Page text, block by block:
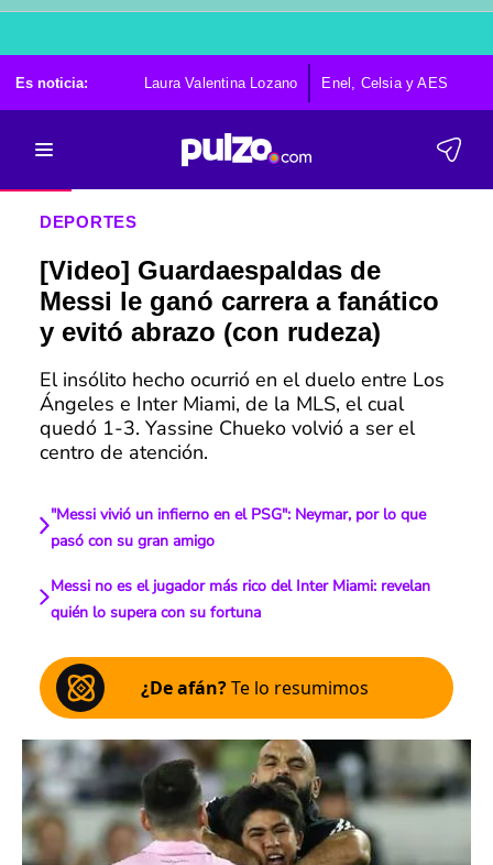
Es noticia: Laura Valentina Lozano Enel, Celsia y AES
DEPORTES
[Video] Guardaespaldas de
Messi le ganó carrera a fanático
y evitó abrazo (con rudeza)
El insólito hecho ocurrió en el duelo entre Los
Ángeles e Inter Miami, de la MLS, el cual
quedó 1-3. Yassine Chueko volvió a ser el
centro de atención.
"Messi vivió un infierno en el PSG": Neymar, por lo que
pasó con su gran amigo
Messi no es el jugador más rico del Inter Miami: revelan
quién lo supera con su fortuna
¿De afán?Te lo resumimos